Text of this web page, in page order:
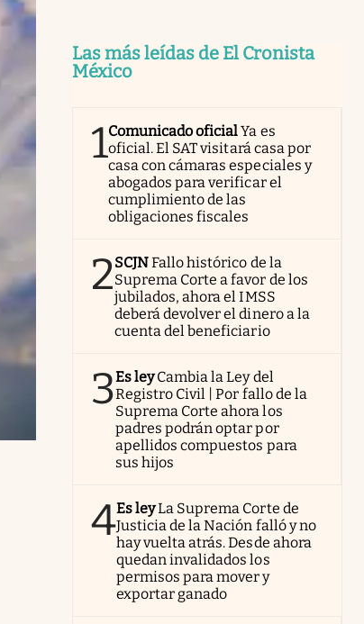
Las más leídas de El Cronista
México
1Comunicado oficialYa es
oficial. El SAT visitará casa por
casa con cámaras especiales y
abogados para verificar el
cumplimiento de las
obligaciones fiscales
2SCJNFallo histórico de la
Suprema Corte a favor de los
jubilados, ahora el IMSS
deberá devolver el dinero a la
cuenta del beneficiario
3Es ley Cambia la Ley del
Registro Civil | Por fallo de la
Suprema Corte ahora los
padres podrán optar por
apellidos compuestos para
sus hijos
4Es leyLa Suprema Corte de
Justicia de la Nación falló y no
hay vuelta atrás. Desde ahora
quedan invalidados los
permisos para mover y
exportar ganado